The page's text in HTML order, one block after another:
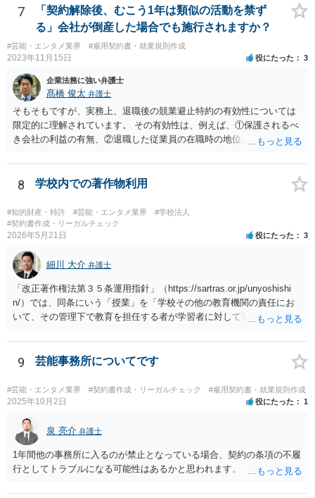
ます。
7
「契約解除後、むこう1年は類似の活動を禁ず
る」会社が倒産した場合でも施行されますか？
#芸能・エンタメ業界 #雇用契約書・就業規則作成
2023年11月15日 役にたった 3
企業法務に強い弁護士
髙橋 俊太 弁護士
そもそもですが、実務上、退職後の競業避止特約の有効性については
限定的に理解されています。 その有効性は、例えば、①保護されるべ
き会社の利益の有無、②退職した従業員の在職時の地位、③地域的限
囲、⑥代償措置の有無といった判断要素によって検討されます。 いず
れにしても、書面を拝見するなど具体的な事情を詳しくお伺いする必
ては会社側の請求は認められにくいのではないかという印象です。
8 学校内での著作物利用
#知的財産・特許 #芸能・エンタメ業界
#学校法人
#契約書作成・リーガルチェック
2026年5月21日 役にたった 3
細川 大介 弁護士
「改正著作権法第３５条運用指針」（https://sartras.or.jp/unyoshishi
n/）では、同条にいう「授業」を「学校その他の教育機関の責任にお
いて、その管理下で教育を担任する者が学習者に対して実施する教育
級活動・クラブ活動・学校行事等）、部活動、課外補習授業等を、該
当しない例として自主的なボランティア活動・保護者会・ＰＴＡ活動
校司書は、学校図書館法第６条第１項上「専ら学校図書館の職務に従
事する職員」と位置づけられ、運用指針にいう「教育を担任する者」
書館独自の読書推進活動であり、該当例のいずれにも当たりません。
したがって、本件展示は「授業の過程」要件を満たさず、３５条によ
る適法化はできないと考えられます。 ただし、繰り返しになります
が、ご相談のケースのような事案が裁判沙汰になることが現実的には
9 芸能事務所についてです
#芸能・エンタメ業界 #契約書作成・リーガルチェック #雇用契約書・就業規則作成
2025年10月2日 役にたった 1
泉 亮介 弁護士
1年間他の事務所に入るのが禁止となっている場合、契約の条項の不履
行としてトラブルになる可能性はあるかと思われます。